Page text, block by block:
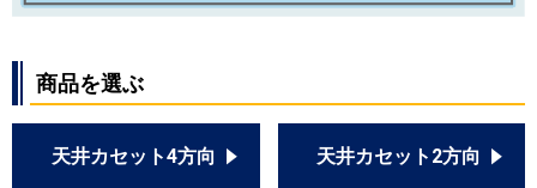
RPI-GP56RGHJ8
三菱重工
FDUZ565H5S
FDUZ565HK5SA
商品を選ぶ
天井カセット4方向 天井カセット2方向